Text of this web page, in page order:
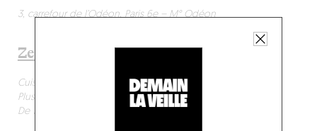
3, carrefour de l’Odéon, Paris 6e – M° Odéon
Ze kitchen Galerie
Cuisine d’auteur, Asiatique
Plus de 51 €
De 12h15 à 13h45 et de 19h à 21h. Fermé samedi et dimanche.